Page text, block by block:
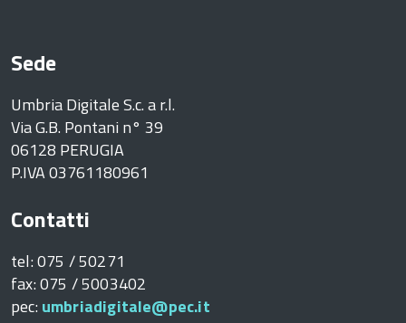
Sede
Umbria Digitale S.c. a r.l.
Via G.B. Pontani n° 39
06128 PERUGIA
P.IVA 03761180961
Contatti
tel: 075 / 50271
fax: 075 / 5003402
pec: umbriadigitale@pec.it